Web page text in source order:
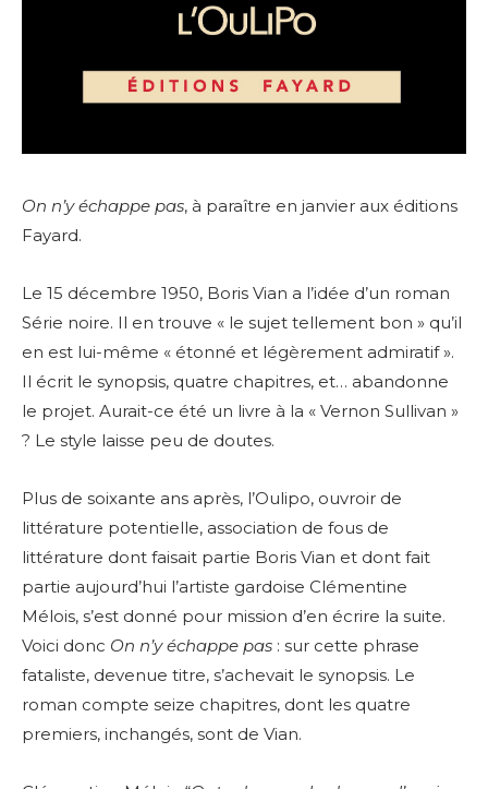
On n’y échappe pas, à paraître en janvier aux éditions
Fayard.
Le 15 décembre 1950, Boris Vian a l’idée d’un roman
Série noire. Il en trouve « le sujet tellement bon » qu’il
en est lui-même « étonné et légèrement admiratif ».
Il écrit le synopsis, quatre chapitres, et… abandonne
le projet. Aurait-ce été un livre à la « Vernon Sullivan »
? Le style laisse peu de doutes.
Plus de soixante ans après, l’Oulipo, ouvroir de
littérature potentielle, association de fous de
littérature dont faisait partie Boris Vian et dont fait
partie aujourd’hui l’artiste gardoise Clémentine
Mélois, s’est donné pour mission d’en écrire la suite.
Voici donc On n’y échappe pas : sur cette phrase
fataliste, devenue titre, s’achevait le synopsis. Le
roman compte seize chapitres, dont les quatre
premiers, inchangés, sont de Vian.